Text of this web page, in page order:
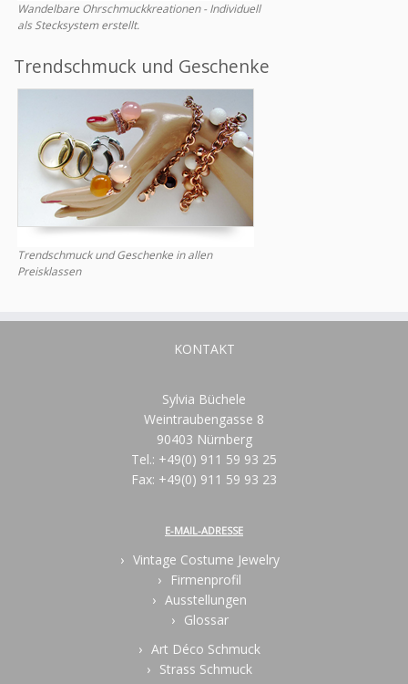
Wandelbare Ohrschmuckkreationen - Individuell
als Stecksystem erstellt.
Trendschmuck und Geschenke
Trendschmuck und Geschenke in allen
Preisklassen
KONTAKT
Sylvia Büchele
Weintraubengasse 8
90403 Nürnberg
Tel.: +49(0) 911 59 93 25
Fax: +49(0) 911 59 93 23
E-MAIL-ADRESSE
Vintage Costume Jewelry
Firmenprofil
Ausstellungen
Glossar
Art Déco Schmuck
Strass Schmuck